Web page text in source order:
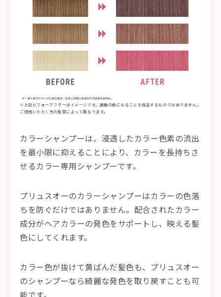
※上記ビフォーアフターはイメージです。画像の色になることを保証するものではありません。
ご使用いただく方の髪質によって異なります。
カラーシャンプーは、浸透したカラー色素の流出
を最小限に抑えることにより、カラーを長持ちさ
せるカラー専用シャンプーです。
プリュスオーのカラーシャンプーはカラーの色落
ちを防ぐだけではありません。配合されたカラー
成分がヘアカラーの発色をサポートし、映える髪
色にしてくれます。
カラー色が抜けて黄ばんだ髪色も、プリュスオー
のシャンプーなら綺麗な発色を取り戻すことも可
能です。